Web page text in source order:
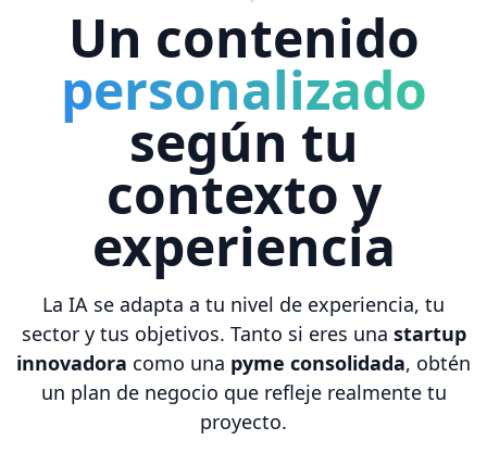
Un contenido
personalizado
según tu
contexto y
experiencia
La IA se adapta a tu nivel de experiencia, tu
sector y tus objetivos. Tanto si eres una startup
innovadora como una pyme consolidada, obtén
un plan de negocio que refleje realmente tu
proyecto.